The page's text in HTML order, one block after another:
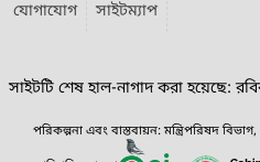
যোগাযোগ
সাইটম্যাপ
সাইটটি শেষ হাল-নাগাদ করা হয়েছে:
পরিকল্পনা এবং বাস্তবায়ন: মন্ত্রিপরিষদ